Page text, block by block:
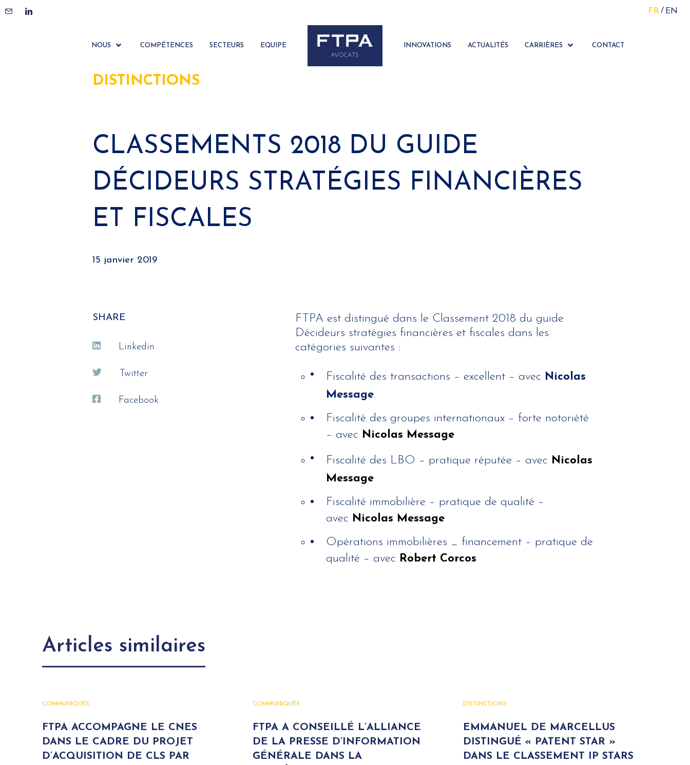
FR EN
NOUS COMPÉTENCES SECTEURS EQUIPE INNOVATIONS ACTUALITÉS CARRIÈRES CONTACT
DISTINCTIONS
CLASSEMENTS 2018 DU GUIDE
DÉCIDEURS STRATÉGIES FINANCIÈRES
ET FISCALES
15 janvier 2019
SHARE
Linkedin
Twitter
Facebook
FTPA est distingué dans le Classement 2018 du guide
Décideurs stratégies financières et fiscales dans les
catégories suivantes :
Fiscalité des transactions – excellent – avec Nicolas
Message
Fiscalité des groupes internationaux – forte notoriété
– avec Nicolas Message
Fiscalité des LBO – pratique réputée – avec Nicolas
Message
Fiscalité immobilière – pratique de qualité –
avec Nicolas Message
Opérations immobilières _ financement – pratique de
qualité – avec Robert Corcos
Articles similaires
COMMUNIQUÉS
FTPA ACCOMPAGNE LE CNES
DANS LE CADRE DU PROJET
D’ACQUISITION DE CLS PAR
COMMUNIQUÉS
FTPA A CONSEILLÉ L’ALLIANCE
DE LA PRESSE D’INFORMATION
GÉNÉRALE DANS LA
DISTINCTIONS
EMMANUEL DE MARCELLUS
DISTINGUÉ « PATENT STAR »
DANS LE CLASSEMENT IP STARS